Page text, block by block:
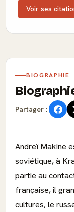
Voir ses
BIOGRAPHIE
Partager :
Andreï Makine
soviétique, à
partie au
française, il
cultures, le